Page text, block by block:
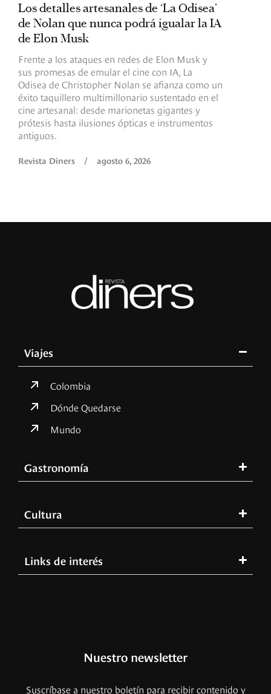
Los detalles artesanales de ‘La Odisea’
de Nolan que nunca podrá igualar la IA
de Elon Musk
Frente a los ataques en redes de Elon Musk y
sus promesas de emular el cine con IA, La
Odisea de Christopher Nolan se afianza como un
éxito taquillero multimillonario sustentado en el
cine artesanal: desde marionetas gigantes y
prótesis hasta ilusiones ópticas e instrumentos
antiguos.
Revista Diners / agosto 6, 2026
Viajes
Colombia
Dónde Quedarse
Mundo
Gastronomía
Cultura
Links de interés
Nuestro newsletter
Suscríbase a nuestro boletín para recibir contenido y